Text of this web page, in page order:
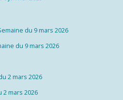
du 9 mars 2026
du 9 mars 2026
2 mars 2026
mars 2026